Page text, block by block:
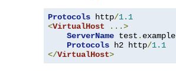
Protocols http/1.1
<VirtualHost
...>
ServerName test . example
Protocols h2 http/1.1
</VirtualHost>